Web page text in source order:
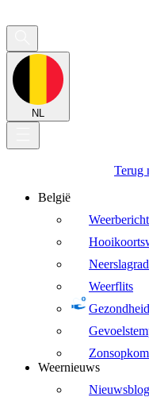
NL
Terug
België
Weerflits
Gezondheid
Weernieuws
Nieuwsblog